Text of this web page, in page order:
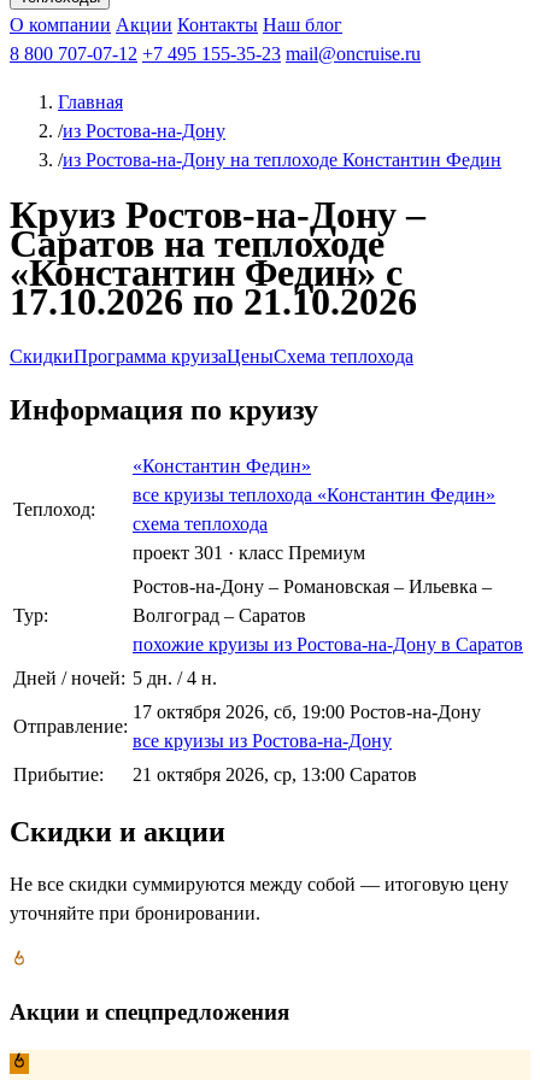
Чебоксарыиз Волгоградаиз Саратова Все города
КазаньВ Нижний НовгородВ ПермьВ Ростов-на-Дону
РыбинскНа СоловкиНа ВалаамПо ОкеПо Енисею
Афанасий Никитин Октябрьская революция
ФединАлександр СвешниковИван
МироновА.С.Попов
О компании Акции Контакты Наш блог
8 800 707-07-12 +7 495 155-35-23 mail@oncruise.ru
Главная
/из Ростова-на-Дону
/из Ростова-на-Дону на теплоходе Константин Федин
Круиз Ростов-на-Дону –
Саратов на теплоходе
«Константин Федин» с
17.10.2026 по 21.10.2026
СкидкиПрограмма круизаЦеныСхема теплохода
Информация по круизу
Теплоход:
«Константин Федин»
все круизы теплохода «Константин Федин»
схема теплохода
проект 301 · класс Премиум
Тур:
Ростов-на-Дону – Романовская – Ильевка –
Волгоград – Саратов
похожие круизы из Ростова-на-Дону в Саратов
Дней / ночей: 5 дн. / 4 н.
Отправление:
17 октября 2026, сб, 19:00 Ростов-на-Дону
все круизы из Ростова-на-Дону
Прибытие:
21 октября 2026, ср, 13:00 Саратов
Скидки и акции
Не все скидки суммируются между собой — итоговую цену
уточняйте при бронировании.
Акции и спецпредложения